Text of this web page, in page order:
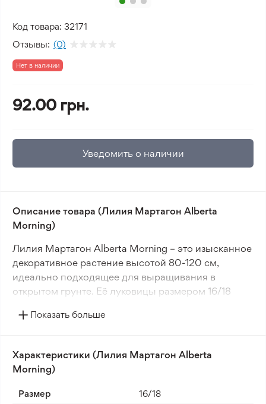
Код товара: 32171
Отзывы: (0)
Нет в наличии
92.00 грн.
Уведомить о наличии
Описание товара (Лилия Мартагон Alberta
Morning)
Лилия Мартагон Alberta Morning – это изысканное
декоративное растение высотой 80-120 см,
идеально подходящее для выращивания в
открытом грунте. Её луковицы размером 16/18
цветение. Нежные цветки белого и розового
и добавляют утончённости любому саду. Период
цветения – лето.
Alberta Morning прекрасно адаптируется к
мягкому и умеренному климату, выдерживая
Показать больше
Характеристики (Лилия Мартагон Alberta
Morning)
Размер
16/18